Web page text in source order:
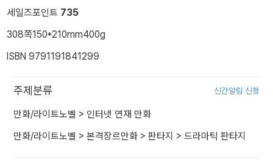
세일즈포인트 735
308쪽150*210mm400g
ISBN 9791191841299
주제분류 신간알림 신청
만화/라이트노벨 > 인터넷 연재 만화
만화/라이트노벨 > 본격장르만화 > 판타지 > 드라마틱 판타지